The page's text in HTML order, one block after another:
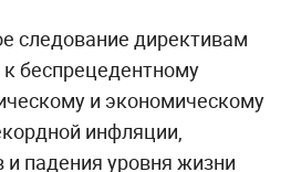
следование директивам
беспрецедентному
и экономическому
инфляции,
падения уровня жизни